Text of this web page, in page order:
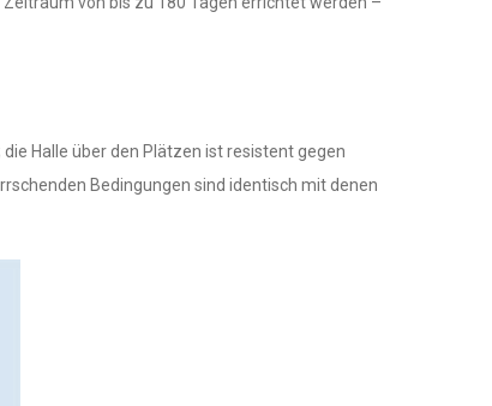
Halle über den Plätzen ist resistent gegen
Bedingungen sind identisch mit denen